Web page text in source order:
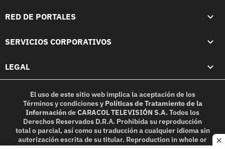
RED DE PORTALES
SERVICIOS CORPORATIVOS
LEGAL
El uso de este sitio web implica la aceptación de los
Términos y condicionesy Políticas de Tratamiento de la
InformacióndeCARACOL TELEVISIÓN S.A.Todos los
Derechos Reservados D.R.A. Prohibida su reproducción
total o parcial, así como su traducción a cualquier idioma sin
autorización escrita de su titular. Reproduction in whole or